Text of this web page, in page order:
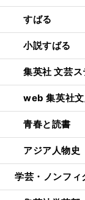
すばる
小説すばる
集英社 文芸
web 集英社
青春と読書
アジア人物史
学芸・ノンフィ